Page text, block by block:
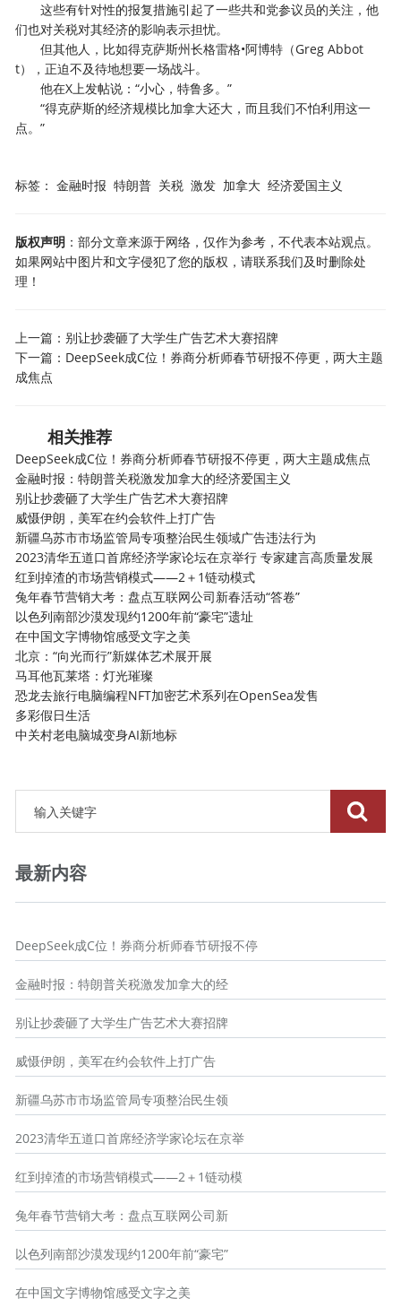
这些有针对性的报复措施引起了一些共和党参议员的关注，他
们也对关税对其经济的影响表示担忧。
但其他人，比如得克萨斯州长格雷格•阿博特（Greg Abbot
t），正迫不及待地想要一场战斗。
他在X上发帖说：“小心，特鲁多。”
“得克萨斯的经济规模比加拿大还大，而且我们不怕利用这一
点。”
标签： 金融时报 特朗普 关税 激发 加拿大 经济爱国主义
版权声明 ：部分文章来源于网络，仅作为参考，不代表本站观点。
如果网站中图片和文字侵犯了您的版权，请联系我们及时删除处
理！
上一篇：别让抄袭砸了大学生广告艺术大赛招牌
下一篇： DeepSeek成C位！券商分析师春节研报不停更，两大主题
成焦点
相关推荐
DeepSeek成C位！券商分析师春节研报不停更，两大主题成焦点
金融时报：特朗普关税激发加拿大的经济爱国主义
别让抄袭砸了大学生广告艺术大赛招牌
威慑伊朗，美军在约会软件上打广告
新疆乌苏市市场监管局专项整治民生领域广告违法行为
2023清华五道口首席经济学家论坛在京举行 专家建言高质量发展
红到掉渣的市场营销模式——2＋1链动模式
兔年春节营销大考：盘点互联网公司新春活动“答卷”
以色列南部沙漠发现约1200年前“豪宅”遗址
在中国文字博物馆感受文字之美
北京：“向光而行”新媒体艺术展开展
马耳他瓦莱塔：灯光璀璨
恐龙去旅行电脑编程NFT加密艺术系列在OpenSea发售
多彩假日生活
中关村老电脑城变身AI新地标
最新内容
DeepSeek成C位！券商分析师春节研报不停
金融时报：特朗普关税激发加拿大的经
别让抄袭砸了大学生广告艺术大赛招牌
威慑伊朗，美军在约会软件上打广告
新疆乌苏市市场监管局专项整治民生领
2023清华五道口首席经济学家论坛在京举
红到掉渣的市场营销模式——2＋1链动模
兔年春节营销大考：盘点互联网公司新
以色列南部沙漠发现约1200年前“豪宅”
在中国文字博物馆感受文字之美